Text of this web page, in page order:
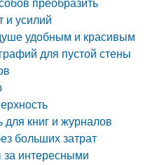
и усилий
удобным и красивым
для пустой стены
книг и журналов
больших затрат
интересными